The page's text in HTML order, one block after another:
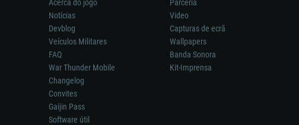
Acerca do jogo
Notícias
Devblog
Veículos Militares
FAQ
War Thunder Mobile
Changelog
Convites
Gaijin Pass
Software útil
Parceria
Video
Capturas de ecrã
Wallpapers
Banda Sonora
Kit-Imprensa